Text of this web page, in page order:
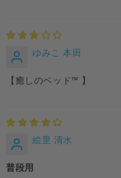
ゆみこ 本田
【癒しのベッド™ 】
絵里 清水
普段用